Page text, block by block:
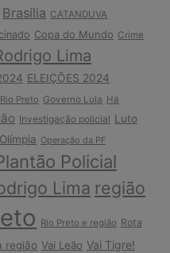
Brasília CATANDUVA
Copa do Mundo Crime
Lima
ELEIÇÕES 2024
Preto Governo Lula Há
Investigação policial Luto
Olímpia Operação da PF
Policial
Lima região
Rio Preto e região Rota
região Vai Leão Vai Tigre!